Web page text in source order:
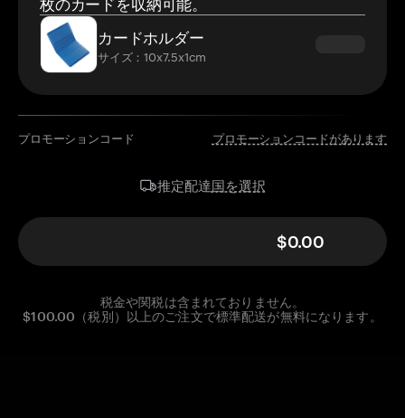
枚のカードを収納可能。
カードホルダー
サイズ：10x7.5x1cm
プロモーションコード プロモーションコードがあります
推定配達国を選択
$0.00
税金や関税は含まれておりません。
$100.00（税別）以上のご注文で標準配送が無料になります。